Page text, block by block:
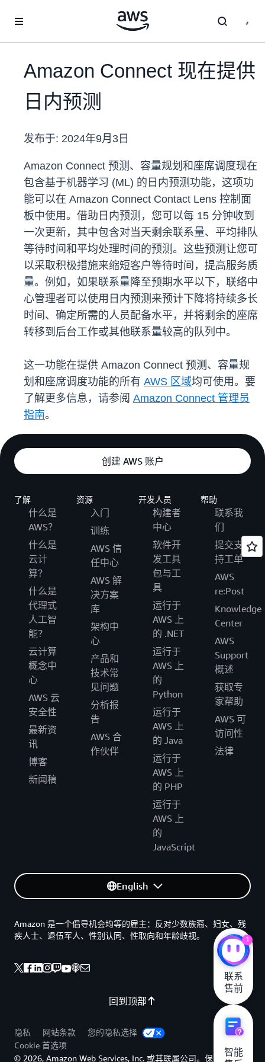
Amazon Connect 现在提供
日内预测
发布于: 2024年9月3日
Amazon Connect 预测、容量规划和座席调度现在
包含基于机器学习 (ML) 的日内预测功能，这项功
能可以在 Amazon Connect Contact Lens 控制面
板中使用。借助日内预测，您可以每 15 分钟收到
一次更新，其中包含对当天剩余联系量、平均排队
等待时间和平均处理时间的预测。这些预测让您可
以采取积极措施来缩短客户等待时间，提高服务质
量。例如，如果联系量降至预期水平以下，联络中
心管理者可以使用日内预测来预计下降将持续多长
时间、确定所需的人员配备水平，并将剩余的座席
转移到后台工作或其他联系量较高的队列中。
这一功能在提供 Amazon Connect 预测、容量规
划和座席调度功能的所有 AWS 区域均可使用。要
了解更多信息，请参阅 Amazon Connect 管理员
指南。
创建 AWS 账户
了解
什么是
AWS？
什么是
云计
算？
什么是
代理式
人工智
能？
云计算
概念中
心
AWS 云
安全性
最新资
讯
博客
新闻稿
资源
入门
训练
AWS 信
任中心
AWS 解
决方案
库
架构中
心
产品和
技术常
见问题
分析报
告
AWS 合
作伙伴
开发人员
构建者
中心
软件开
发工具
包与工
具
运行于
AWS 上
的 .NET
运行于
AWS 上
的
Python
运行于
AWS 上
的 Java
运行于
AWS 上
的 PHP
运行于
AWS 上
的
JavaScript
帮助
联系我
们
提交支
持工单
AWS
re:Post
Knowledge
Center
AWS
Support
概述
获取专
家帮助
AWS 可
访问性
法律
English
回到顶部
Amazon 是一个倡导机会均等的雇主：反对少数族裔、妇女、残
疾人士、退伍军人、性别认同、性取向和年龄歧视。
隐私 网站条款
您的隐私选择
Cookie 首选项
© 2026, Amazon Web Services, Inc. 或其联属公司。保留所有权
1
联系
售前
智能